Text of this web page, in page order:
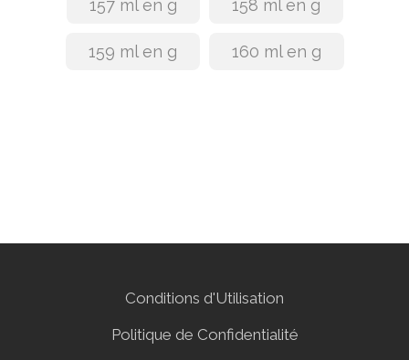
157 ml en g 158 ml en g
159 ml en g 160 ml en g
Conditions d'Utilisation
Politique de Confidentialité